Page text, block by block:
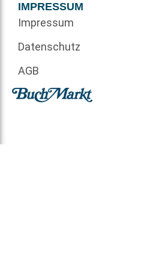
IMPRESSUM
Impressum
Datenschutz
AGB